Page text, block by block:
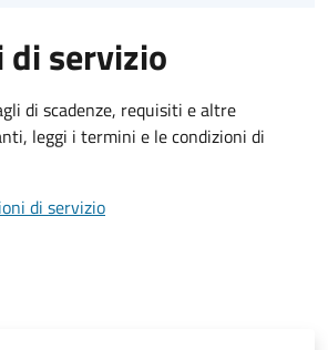
di servizio
di scadenze, requisiti e altre
leggi i termini e le condizioni di
di servizio